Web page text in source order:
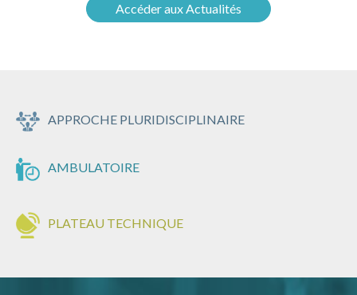
Accéder aux Actualités
APPROCHE PLURIDISCIPLINAIRE
AMBULATOIRE
PLATEAU TECHNIQUE